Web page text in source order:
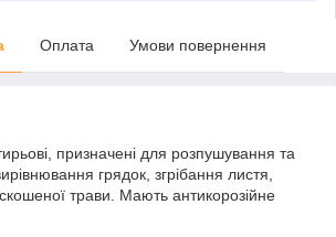
Оплата Умови повернення
призначені для розпушування та
грядок, згрібання листя,
трави. Мають антикорозійне